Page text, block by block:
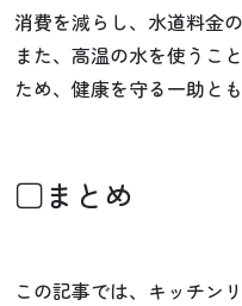
消費を減らし、水道料金
また、高温の水を使うこ
ため、健康を守る一助と
□まとめ
この記事では、キッチン